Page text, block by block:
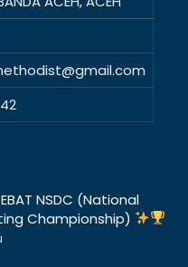
NSDC (National
Championship)